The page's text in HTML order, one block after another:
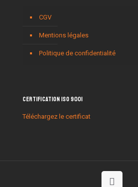
CGV
Mentions légales
Politique de confidentialité
Certification ISO 9001
Téléchargez le certificat